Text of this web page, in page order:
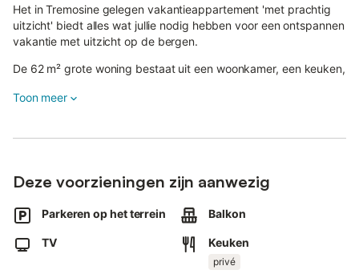
Het in Tremosine gelegen vakantieappartement 'met prachtig
uitzicht' biedt alles wat jullie nodig hebben voor een ontspannen
vakantie met uitzicht op de bergen.
De 62 m² grote woning bestaat uit een woonkamer, een keuken,
personen.
In de buurt vinden jullie een fietsverhuur en diverse lokale
appartement.
Toon meer
Deze voorzieningen zijn aanwezig
Parkeren op het terrein Balkon
TV Keuken
privé